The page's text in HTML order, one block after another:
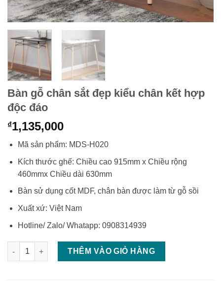
Bàn gỗ chân sắt đẹp kiểu chân kết hợp
độc đáo
₫1,135,000
Mã sản phẩm: MDS-H020
Kích thước ghế: Chiều cao 915mm x Chiều rộng
460mmx Chiều dài 630mm
Bàn sử dụng cốt MDF, chân bàn được làm từ gỗ sồi
Xuất xứ: Việt Nam
Hotline/ Zalo/ Whatapp: 0908314939
Bàn gỗ chân sắt đẹp kiểu chân kết hợp độc đáo số lượng
THÊM VÀO GIỎ HÀNG